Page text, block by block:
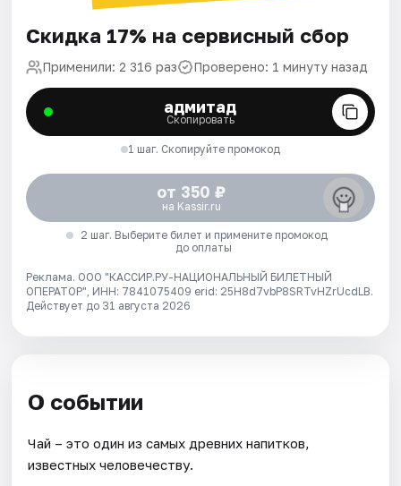
Скидка 17% на сервисный сбор
Применили: 2 316 раз Проверено: 1 минуту назад
адмитад
Скопировать
1 шаг. Скопируйте промокод
от 350 ₽
на Kassir.ru
2 шаг. Выберите билет и примените промокод
до оплаты
Реклама. ООО "КАССИР.РУ-НАЦИОНАЛЬНЫЙ БИЛЕТНЫЙ
ОПЕРАТОР", ИНН: 7841075409 erid: 25H8d7vbP8SRTvHZrUcdLB.
Действует до 31 августа 2026
О событии
Чай – это один из самых древних напитков,
известных человечеству.